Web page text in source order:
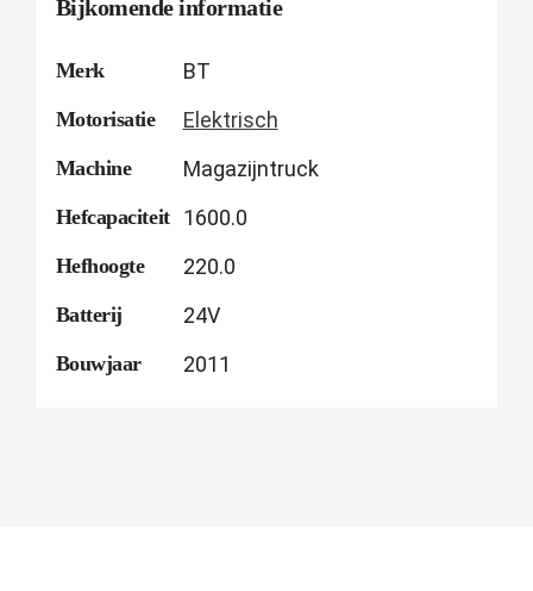
Bijkomende informatie
Merk BT
Motorisatie Elektrisch
Machine Magazijntruck
Hefcapaciteit 1600.0
Hefhoogte 220.0
Batterij 24V
Bouwjaar 2011